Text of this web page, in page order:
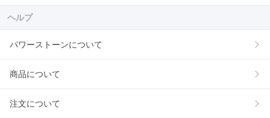
ヘルプ
パワーストーンについて
商品について
注文について